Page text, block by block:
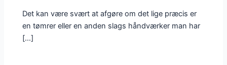
Det kan være svært at afgøre om det lige præcis er
en tømrer eller en anden slags håndværker man har
[…]